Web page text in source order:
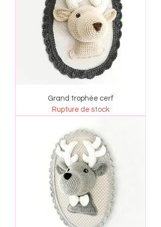
Grand trophée cerf
Rupture de stock